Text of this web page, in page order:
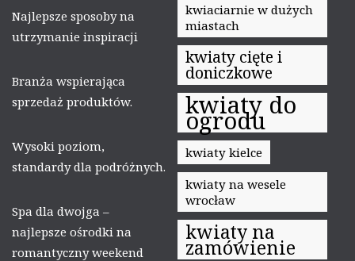
Najlepsze sposoby na
utrzymanie inspiracji
Branża wspierająca
sprzedaż produktów.
Wysoki poziom,
standardy dla podróżnych.
Spa dla dwojga –
najlepsze ośrodki na
romantyczny weekend
kwiaciarnie w dużych
miastach
kwiaty cięte i
doniczkowe
kwiaty do
ogrodu
kwiaty kielce
kwiaty na wesele
wrocław
kwiaty na
zamówienie